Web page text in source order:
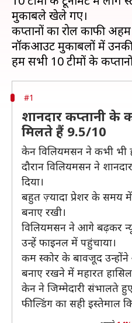
मुकाबले खेले गए।
कप्तानों का रोल काफी
नॉकआउट मुकाबलों में
#1
शानदार कप्तानी के
मिलते हैं 9.5/10
केन विलियमसन ने कभी भी
दौरान विलियमसन ने
दिया।
बहुत ज़्यादा प्रेशर के समय
बनाए रखी।
विलियमसन ने आगे बढ़कर
उन्हें फाइनल में पहुंचाया।
कम स्कोर के बावजूद
बनाए रखने में महारत
केन ने जिम्मेदारी संभालते
फील्डिंग का सही इस्तेमाल